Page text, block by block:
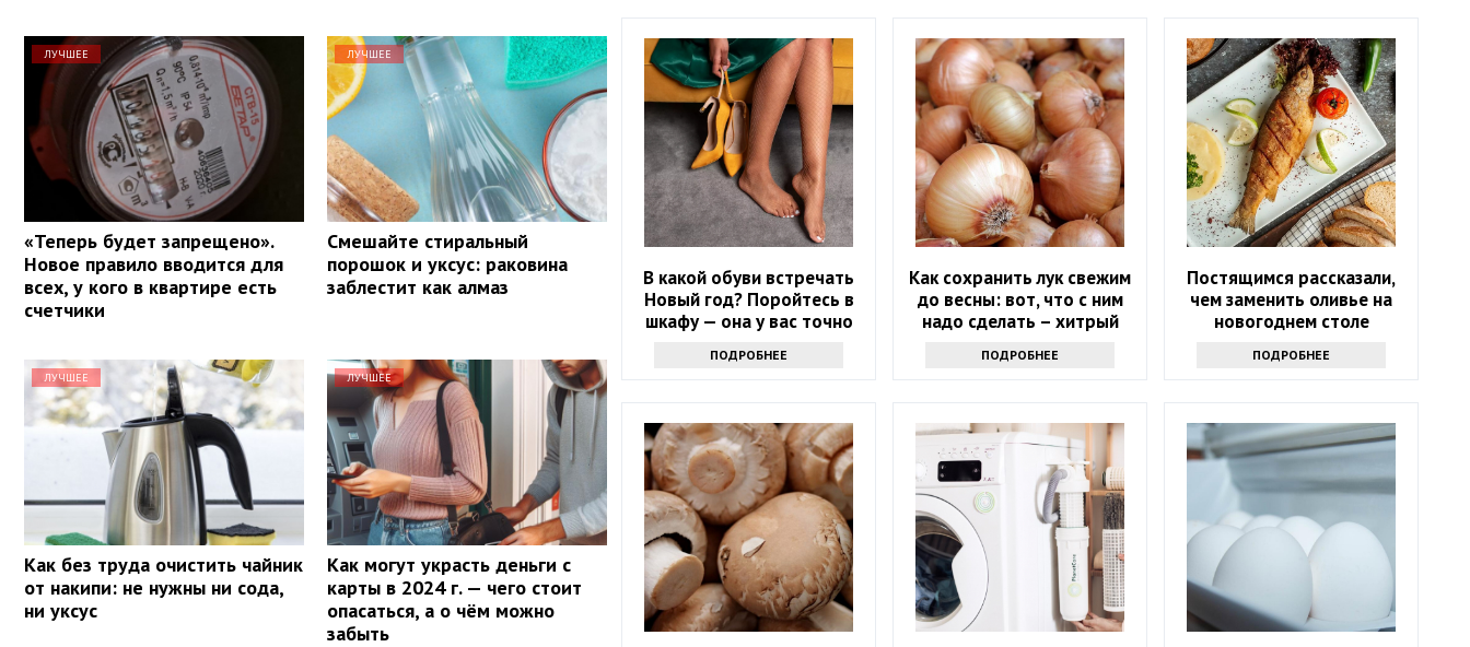
ЛУЧШЕЕ
«Теперь будет запрещено».
Новое правило вводится для
всех, у кого в квартире есть
счетчики
ЛУЧШЕЕ
Смешайте стиральный
порошок и уксус: раковина
заблестит как алмаз
ЛУЧШЕЕ
Как без труда очистить чайник
от накипи: не нужны ни сода,
ни уксус
ЛУЧШЕЕ
Как могут украсть деньги с
карты в 2024 г. — чего стоит
опасаться, а о чём можно
забыть
В какой обуви встречать
Новый год? Поройтесь в
шкафу — она у вас точно
ПОДРОБНЕЕ
Как сохранить лук свежим
до весны: вот, что с ним
надо сделать – хитрый
ПОДРОБНЕЕ
Постящимся рассказали,
чем заменить оливье на
новогоднем столе
ПОДРОБНЕЕ